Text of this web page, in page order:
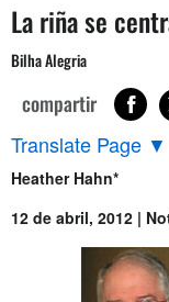
La riña se
Bilha Alegria
compartir
Translate Page ▼
Heather Hahn*
12 de abril, 2012 |